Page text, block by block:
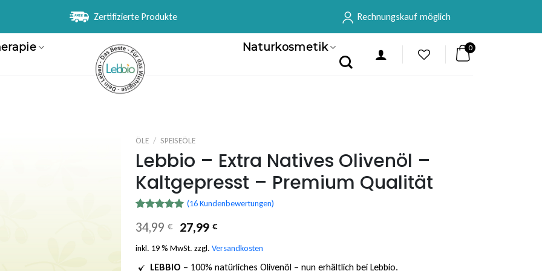
Zertifizierte Produkte Rechnungskauf möglich
Naturkosmetik 0
ÖLE / SPEISEÖLE
Lebbio – Extra Natives Olivenöl –
Kaltgepresst – Premium Qualität
mit4.94
basierend
Kundenbewertungen
(16Kundenbewertungen)
34,99 €
Ursprünglicher
war:
34,99 €
27,99 €Aktueller
ist:
27,99 €.
inkl. 19 % MwSt. zzgl. Versandkosten
LEBBIO – 100% natürliches Olivenöl – nun erhältlich bei Lebbio.